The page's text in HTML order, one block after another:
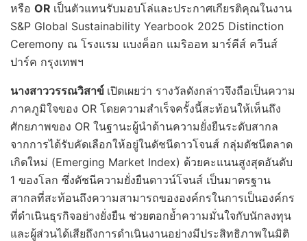
หรือ OR เป็นตัวแทนรับมอบโล่และประกาศเกียรติคุณในงาน
S&P Global Sustainability Yearbook 2025 Distinction
Ceremony ณ โรงแรม แบงค็อก แมริออท มาร์คีส์ ควีนส์
ปาร์ค กรุงเทพฯ
นางสาววรรณวิสาข์ เปิดเผยว่า รางวัลดังกล่าวจึงถือเป็นความ
ภาคภูมิใจของ OR โดยความสำเร็จครั้งนี้สะท้อนให้เห็นถึง
ศักยภาพของ OR ในฐานะผู้นำด้านความยั่งยืนระดับสากล
จากการได้รับคัดเลือกให้อยู่ในดัชนีดาวโจนส์ กลุ่มดัชนีตลาด
เกิดใหม่ (Emerging Market Index) ด้วยคะแนนสูงสุดอันดับ
1 ของโลก ซึ่งดัชนีความยั่งยืนดาวน์โจนส์ เป็นมาตรฐาน
สากลที่สะท้อนถึงความสามารถขององค์กรในการเป็นองค์กร
ที่ดำเนินธุรกิจอย่างยั่งยืน ช่วยตอกย้ำความมั่นใจกับนักลงทุน
และผู้ส่วนได้เสียถึงการดำเนินงานอย่างมีประสิทธิภาพในมิติ